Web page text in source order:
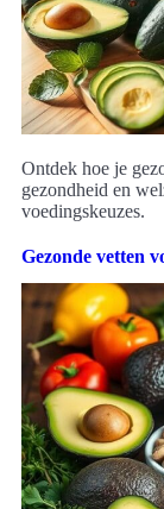
Ontdek hoe je
gezondheid en
voedingskeuzes.
Gezonde vetten